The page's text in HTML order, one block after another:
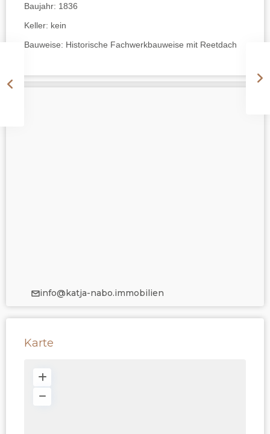
Baujahr: 1836
Keller: kein
Bauweise: Historische Fachwerkbauweise mit Reetdach
info@katja-nabo.immobilien
Karte